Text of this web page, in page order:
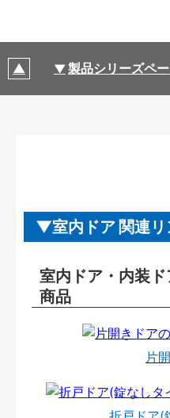
製品シリーズペ
室内ドア 関連リ
室内ドア・内装
商品
片